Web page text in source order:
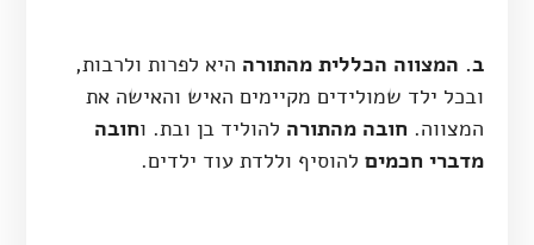
ב. המצווה הכללית מהתורה היא לפרות ולרבות,
ובכל ילד שמולידים מקיימים האיש והאישה את
המצווה. חובה מהתורה להוליד בן ובת. וחובה
מדברי חכמים להוסיף וללדת עוד ילדים.